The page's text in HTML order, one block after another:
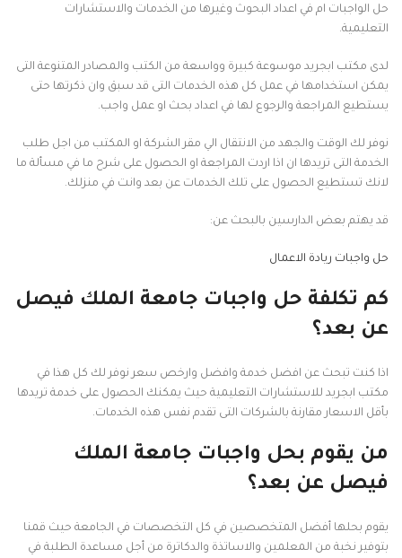
حل الواجبات ام في اعداد البحوث وغيرها من الخدمات والاستشارات
التعليمية.
لدى مكتب ابجريد موسوعة كبيرة وواسعة من الكتب والمصادر المتنوعة التى
يمكن استخدامها في عمل كل هذه الخدمات التى قد سبق وان ذكرتها حتى
يستطيع المراجعة والرجوع لها في اعداد بحث او عمل واجب.
نوفر لك الوقت والجهد من الانتقال الي مقر الشركة او المكتب من اجل طلب
الخدمة التى تريدها ان اذا اردت المراجعة او الحصول على شرح ما في مسألة ما
لانك تستطيع الحصول على تلك الخدمات عن بعد وانت في منزلك.
قد يهتم بعض الدارسين بالبحث عن:
حل واجبات ريادة الاعمال
كم تكلفة حل واجبات جامعة الملك فيصل
عن بعد؟
اذا كنت تبحث عن افضل خدمة وافضل وارخص سعر نوفر لك كل هذا في
مكتب ابجريد للاستشارات التعليمية حيث يمكنك الحصول على خدمة تريدها
بأقل الاسعار مقارنة بالشركات التى تقدم نفس هذه الخدمات.
من يقوم بحل واجبات جامعة الملك
فيصل عن بعد؟
يقوم بحلها أفضل المتخصصين في كل التخصصات في الجامعة حيث قمنا
بتوفير نخبة من المعلمين والاساتذة والدكاترة من أجل مساعدة الطلبة في